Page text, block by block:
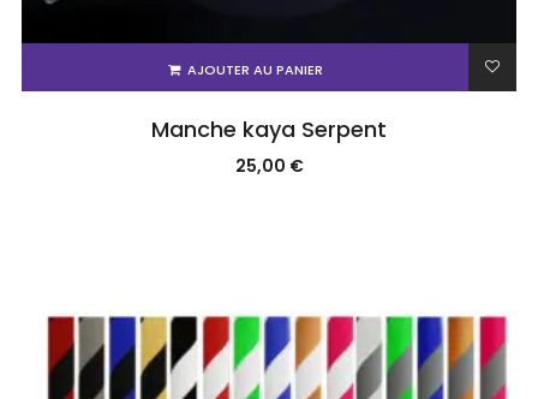
AJOUTER AU PANIER
Manche kaya Serpent
25,00 €